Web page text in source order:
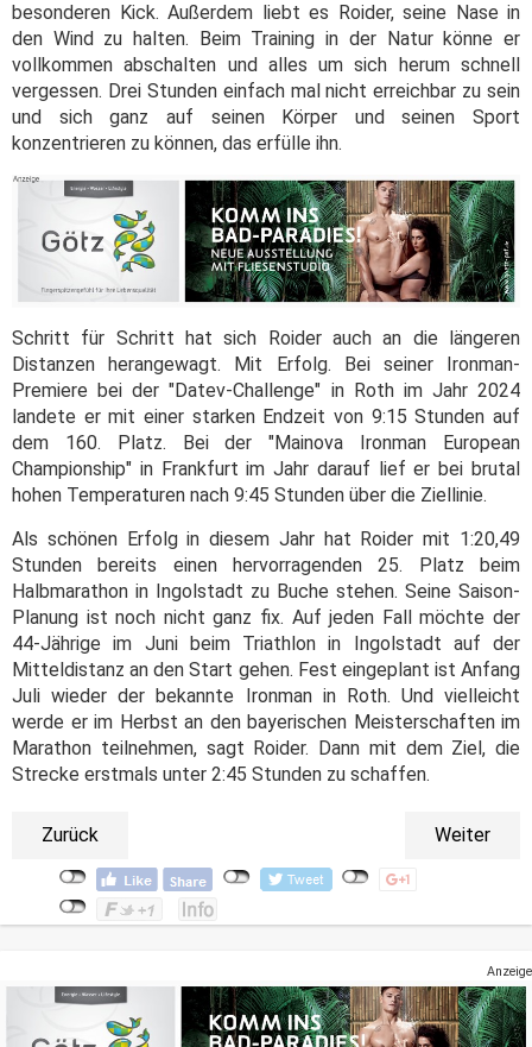
besonderen Kick. Außerdem liebt es Roider, seine Nase in
den Wind zu halten. Beim Training in der Natur könne er
vollkommen abschalten und alles um sich herum schnell
vergessen. Drei Stunden einfach mal nicht erreichbar zu sein
und sich ganz auf seinen Körper und seinen Sport
konzentrieren zu können, das erfülle ihn.
Schritt für Schritt hat sich Roider auch an die längeren
Distanzen herangewagt. Mit Erfolg. Bei seiner Ironman-
Premiere bei der "Datev-Challenge" in Roth im Jahr 2024
landete er mit einer starken Endzeit von 9:15 Stunden auf
dem 160. Platz. Bei der "Mainova Ironman European
Championship" in Frankfurt im Jahr darauf lief er bei brutal
hohen Temperaturen nach 9:45 Stunden über die Ziellinie.
Als schönen Erfolg in diesem Jahr hat Roider mit 1:20,49
Stunden bereits einen hervorragenden 25. Platz beim
Halbmarathon in Ingolstadt zu Buche stehen. Seine Saison-
Planung ist noch nicht ganz fix. Auf jeden Fall möchte der
44-Jährige im Juni beim Triathlon in Ingolstadt auf der
Mitteldistanz an den Start gehen. Fest eingeplant ist Anfang
Juli wieder der bekannte Ironman in Roth. Und vielleicht
werde er im Herbst an den bayerischen Meisterschaften im
Marathon teilnehmen, sagt Roider. Dann mit dem Ziel, die
Strecke erstmals unter 2:45 Stunden zu schaffen.
Zurück Weiter
Anzeige